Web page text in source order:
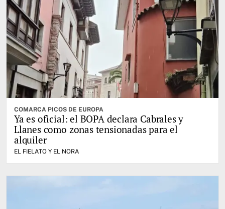
COMARCA PICOS DE EUROPA
Ya es oficial: el BOPA declara Cabrales y
Llanes como zonas tensionadas para el
alquiler
EL FIELATO Y EL NORA